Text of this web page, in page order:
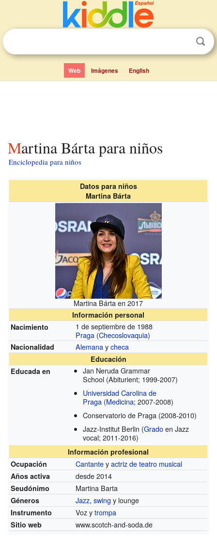
Web Imágenes English
Martina Bárta para niños
Enciclopedia para niños
Datos para niños
Martina Bárta
Martina Bárta en 2017
Información personal
Nacimiento
1 de septiembre de 1988
Praga (Checoslovaquia)
Nacionalidad Alemanaycheca
Educación
Educada en
Jan Neruda Grammar
School (Abiturient; 1999-2007)
Universidad Carolina de
Praga (Medicina; 2007-2008)
Conservatorio de Praga (2008-2010)
Jazz-Institut Berlin (Gradoen Jazz
vocal; 2011-2016)
Información profesional
Ocupación
Cantanteyactriz de teatro musical
Años activa desde 2014
Seudónimo Martina Barta
Géneros Jazz,swing y lounge
Instrumento Voz ytrompa
Sitio web www.scotch-and-soda.de